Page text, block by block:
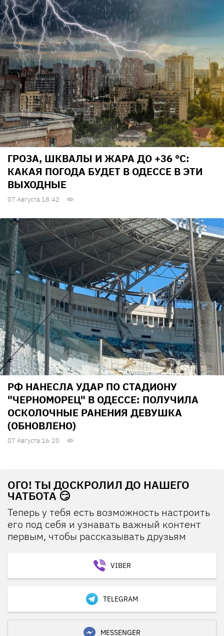
ГРОЗА, ШКВАЛЫ И ЖАРА ДО +36 °С:
КАКАЯ ПОГОДА БУДЕТ В ОДЕССЕ В ЭТИ
ВЫХОДНЫЕ
07 Августа 18:42
РФ НАНЕСЛА УДАР ПО СТАДИОНУ
"ЧЕРНОМОРЕЦ" В ОДЕССЕ: ПОЛУЧИЛА
ОСКОЛОЧНЫЕ РАНЕНИЯ ДЕВУШКА
(ОБНОВЛЕНО)
07 Августа 16:20
ОГО! ТЫ ДОСКРОЛИЛ ДО НАШЕГО
ЧАТБОТА 😏
Теперь у тебя есть возможность настроить
его под себя и узнавать важный контент
первым, чтобы рассказывать друзьям
VIBER
TELEGRAM
MESSENGER